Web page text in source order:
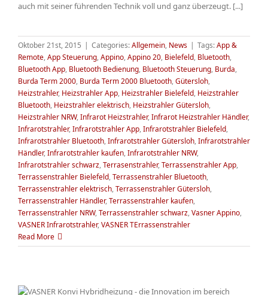
auch mit seiner führenden Technik voll und ganz überzeugt. [...]
Oktober 21st, 2015 | Categories:Allgemein, News | Tags:App &
Remote,App Steuerung,Appino,Appino 20, Bielefeld, Bluetooth,
Bluetooth App, Bluetooth Bedienung, Bluetooth Steuerung, Burda,
Burda Term 2000, Burda Term 2000 Bluetooth,Gütersloh,
Heizstrahler, Heizstrahler App, Heizstrahler Bielefeld, Heizstrahler
Bluetooth, Heizstrahler elektrisch, Heizstrahler Gütersloh,
Heizstrahler NRW,Infrarot Heizstrahler,Infrarot Heizstrahler Händler,
Infrarotstrahler,Infrarotstrahler App,Infrarotstrahler Bielefeld,
Infrarotstrahler Bluetooth,Infrarotstrahler Gütersloh,Infrarotstrahler
Händler,Infrarotstrahler kaufen,Infrarotstrahler NRW,
Infrarotstrahler schwarz,Terrasenstrahler,Terrassenstrahler App,
Terrassenstrahler Bielefeld,Terrassenstrahler Bluetooth,
Terrassenstrahler elektrisch,Terrassenstrahler Gütersloh,
Terrassenstrahler Händler,Terrassenstrahler kaufen,
Terrassenstrahler NRW,Terrassenstrahler schwarz,Vasner Appino,
VASNER Infrarotstrahler,VASNER TErrassenstrahler
Read More